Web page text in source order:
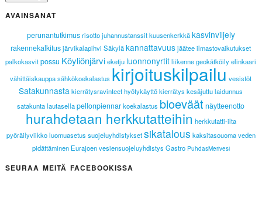
AVAINSANAT
perunantutkimusrisottojuhannustanssitkuusenkerkkäkasvinviljely
rakennekalkitus järvikalapihvi Säkylä kannattavuus jäätee ilmastovaikutukset
palkokasvit possu Köyliönjärvi eketju luonnonyrtit liikenne geokätköily elinkaari
vähittäiskauppa sähkökoekalastus kirjoituskilpailuvesistöt
Satakunnasta kierrätysravinteet hyötykäyttö kierrätys kesäjuttu laidunnus
satakunta lautasella pellonpiennar koekalastus bioeväät näytteenotto
hurahdetaan herkkutatteihin herkkutatti-ilta
pyöräilyviikkoluomuasetus suojeluyhdistyksetsikatalous kaksitasouomaveden
pidättäminen Eurajoen vesiensuojeluyhdistys Gastro PuhdasMerivesi
SEURAA MEITÄ FACEBOOKISSA